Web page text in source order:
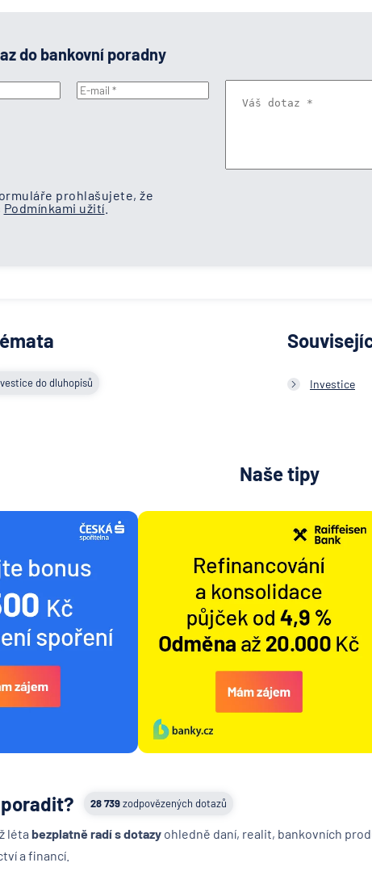
do bankovní poradny
prohlašujete, že
Podmínkami užití
do dluhopisů Investice
Naše tipy
28 739zodpovězených dotazů
léta bezplatně radí s dotazy ohledně daní, realit, bankovních
a financí.